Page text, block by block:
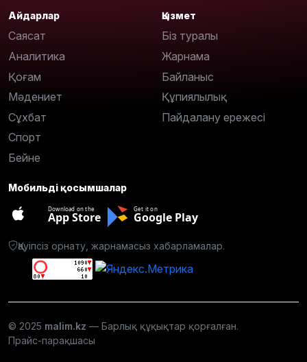
Айдарлар
Саясат
Аналитика
Қоғам
Мәдениет
Сұхбат
Спорт
Бейне
Қызмет
Біз туралы
Жарнама
Байланыс
Құпиялылық
Пайдалану ережесі
Мобильді қосымшалар
Download on the
App Store
Get it on
Google Play
Қауіпсіз орнату, жарнамасыз хабарламалар.
© 2025 malim.kz — Барлық құқықтар қорғалған.
Прайс-парақшасы